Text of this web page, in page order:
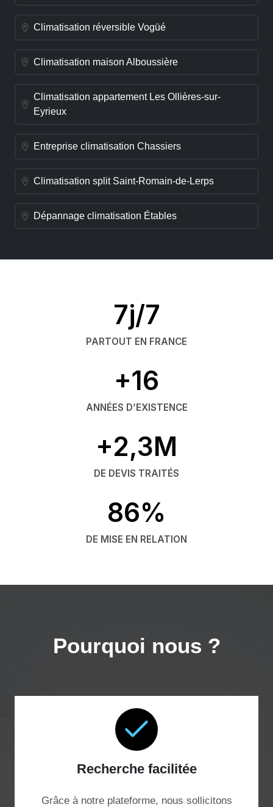
Climatisation réversible Vogüé
Climatisation maison Alboussière
Climatisation appartement Les Ollières-sur-
Eyrieux
Entreprise climatisation Chassiers
Climatisation split Saint-Romain-de-Lerps
Dépannage climatisation Étables
7j/7
PARTOUT EN FRANCE
+16
ANNÉES D’EXISTENCE
+2,3M
DE DEVIS TRAITÉS
86%
DE MISE EN RELATION
Pourquoi nous ?
Recherche facilitée
Grâce à notre plateforme, nous sollicitons